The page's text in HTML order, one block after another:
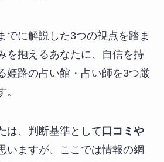
でに解説した3つの視点を踏ま
を抱えるあなたに、自信を持
姫路の占い館・占い師を3つ厳
は、判断基準として 口コミや
いますが、ここでは情報の網